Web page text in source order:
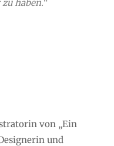
haben.“
von „Ein
und